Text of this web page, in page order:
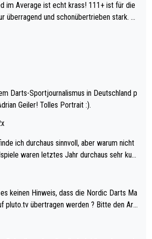
ist echt krass! 111+ ist für die
überragend und schonübertrieben stark. U
Darts-Sportjournalismus in Deutschland p
Geiler! Tolles Portrait :).
ich durchaus sinnvoll, aber warum nicht
1 der Welt eh qualifi
die automatische Qualifikation des Weltmei
J
spielen. Dies war bei Archie Self letzt
pluto.tv übertragen werden ? Bitte den Arti